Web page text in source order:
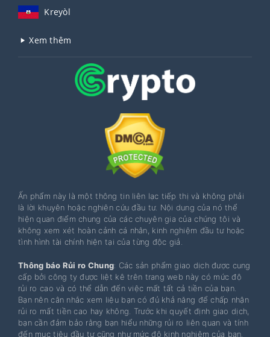
Kreyòl
Xem thêm
Ấn phẩm này là một thông tin liên lạc tiếp thị và không phải
là lời khuyên hoặc nghiên cứu đầu tư. Nội dung của nó thể
hiện quan điểm chung của các chuyên gia của chúng tôi và
không xem xét hoàn cảnh cá nhân, kinh nghiệm đầu tư hoặc
tình hình tài chính hiện tại của từng độc giả.
Thông báo Rủi ro Chung: Các sản phẩm giao dịch được cung
cấp bởi công ty được liệt kê trên trang web này có mức độ
rủi ro cao và có thể dẫn đến việc mất tất cả tiền của bạn.
Bạn nên cân nhắc xem liệu bạn có đủ khả năng để chấp nhận
rủi ro mất tiền cao hay không. Trước khi quyết định giao dịch,
bạn cần đảm bảo rằng bạn hiểu những rủi ro liên quan và tính
đến mục tiêu đầu tư cũng như mức độ kinh nghiệm của bạn.